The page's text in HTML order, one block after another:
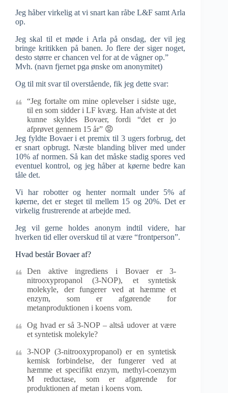
Jeg håber virkelig at vi snart kan råbe L&F samt Arla
op.
Jeg skal til et møde i Arla på onsdag, der vil jeg
bringe kritikken på banen. Jo flere der siger noget,
desto større er chancen vel for at de vågner op.”
Mvh. (navn fjernet pga ønske om anonymitet)
Og til mit svar til overstående, fik jeg dette svar:
“Jeg fortalte om mine oplevelser i sidste uge,
til en som sidder i LF kvæg. Han afviste at det
kunne skyldes Bovaer, fordi “det er jo
afprøvet gennem 15 år” 😡
Jeg fyldte Bovaer i et premix til 3 ugers forbrug, det
er snart opbrugt. Næste blanding bliver med under
10% af normen. Så kan det måske stadig spores ved
eventuel kontrol, og jeg håber at køerne bedre kan
tåle det.
Vi har robotter og henter normalt under 5% af
køerne, det er steget til mellem 15 og 20%. Det er
virkelig frustrerende at arbejde med.
Jeg vil gerne holdes anonym indtil videre, har
hverken tid eller overskud til at være “frontperson”.
Hvad består Bovaer af?
Den aktive ingrediens i Bovaer er 3-
nitrooxypropanol (3-NOP), et syntetisk
molekyle, der fungerer ved at hæmme et
enzym, som er afgørende for
metanproduktionen i koens vom.
Og hvad er så 3-NOP – altså udover at være
et syntetisk molekyle?
3-NOP (3-nitrooxypropanol) er en syntetisk
kemisk forbindelse, der fungerer ved at
hæmme et specifikt enzym, methyl-coenzym
M reductase, som er afgørende for
produktionen af metan i koens vom.